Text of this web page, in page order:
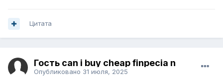
Цитата
Гость can i buy cheap finpecia n
Опубликовано 31 июля, 2025